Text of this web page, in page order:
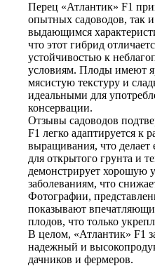
Перец «Атлантик» F1
опытных садоводов, так
выдающимся
что этот гибрид
устойчивостью к
условиям. Плоды имеют
мясистую текстуру и
идеальными для
консервации.
Отзывы садоводов
F1 легко адаптируется к
выращивания, что
для открытого грунта и
демонстрирует хорошую
заболеваниям, что
Фотографии,
показывают
плодов, что только
В целом, «Атлантик» F1
надежный и
дачников и фермеров.